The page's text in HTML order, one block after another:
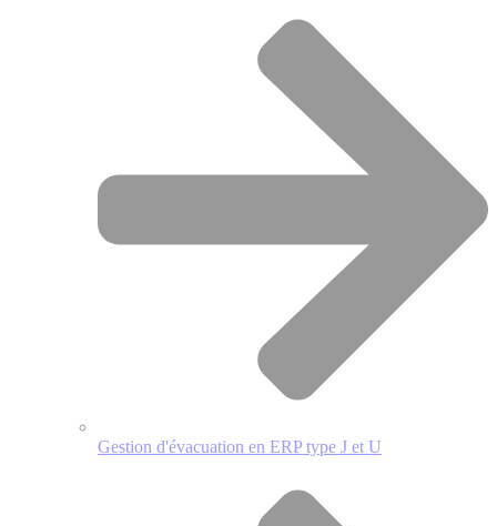
Gestion d'évacuation en ERP type J et U